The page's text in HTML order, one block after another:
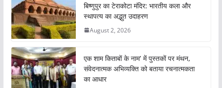
बिष्णुपुर का टेराकोटा मंदिर: भारतीय कला और
स्थापत्य का अद्भुत उदाहरण
August 2, 2026
एक शाम किताबों के नाम’ में पुस्तकों पर मंथन,
संवेदनात्मक अभिव्यक्ति को बताया रचनात्मकता
का आधार